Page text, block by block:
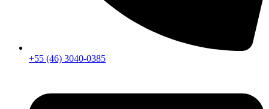
+55 (46) 3040-0385